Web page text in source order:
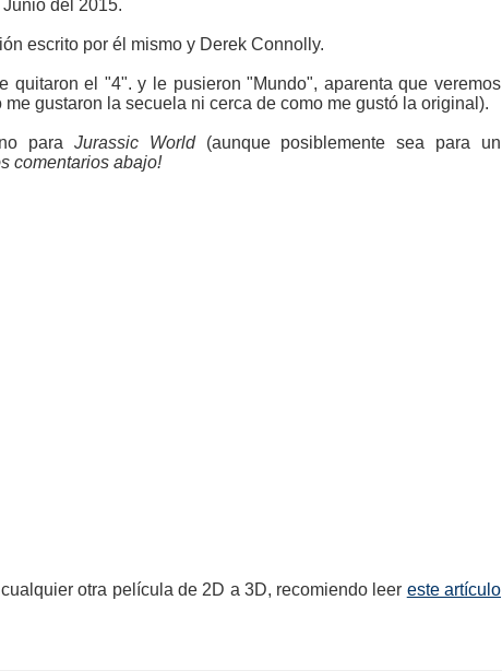
del 2015.
escrito por él mismo y Derek Connolly.
el "4". y le pusieron "Mundo", aparenta que veremos
gustaron la secuela ni cerca de como me gustó la original).
para Jurassic World(aunque posiblemente sea para un
comentarios abajo!
otra película de 2D a 3D, recomiendo leer este artículo